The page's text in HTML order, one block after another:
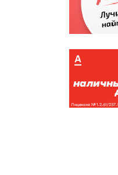
предложение
(4811)